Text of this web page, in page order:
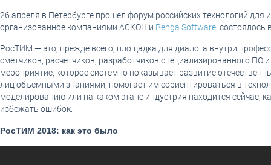
26 апреля в Петербурге прошел форум российских технологий
организованное компаниями АСКОН и Renga Software , состоялось
РосТИМ — это, прежде всего, площадка для диалога внутри
сметчиков, расчетчиков, разработчиков специализированного ПО
мероприятие, которое системно показывает развитие
лиц объемными знаниями, помогает им сориентироваться в
моделированию или на каком этапе индустрия находится сейчас,
избежать ошибок.
РосТИМ 2018: как это было